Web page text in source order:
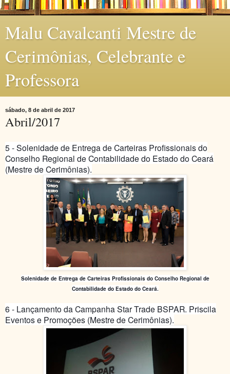
Malu Cavalcanti Mestre de
Cerimônias, Celebrante e
Professora
sábado, 8 de abril de 2017
Abril/2017
5 - Solenidade de Entrega de Carteiras Profissionais do
Conselho Regional de Contabilidade do Estado do Ceará
(Mestre de Cerimônias).
Solenidade de Entrega de Carteiras Profissionais do Conselho Regional de
Contabilidade do Estado do Ceará.
6 - Lançamento da Campanha Star Trade BSPAR. Priscila
Eventos e Promoções (Mestre de Cerimônias).